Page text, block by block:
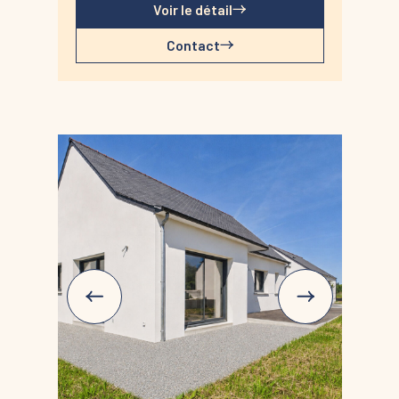
rare, calme et sans vis-à-vis, où la nature
Cette demeure familiale séduit par ses
Maison de standing comprenant :
Au RDC : Entrée, salon-séjour de 58m², cuisine
indépendante d'environ 20 m², chambre, salle
d'eau, WC.
À l'étage : Mezzanine, quatre chambres, salle
Annexes : Ascenseur, sous-sol complet de 110
m², abri de jardin.
Ce que l'on aime :
Le parc traversé par un ruisseau, l'absence
totale de vis-à-vis, les volumes, l'ascenseur,
le calme, la proximité immédiate des plages,
les prestations de qualité.
Points d'intérêts :
À 2 km des plages
Voir le détail
Contact